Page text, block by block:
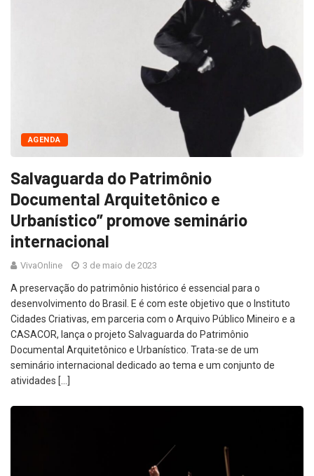
AGENDA
Salvaguarda do Patrimônio
Documental Arquitetônico e
Urbanístico” promove seminário
internacional
VivaOnline 3 de maio de 2023
A preservação do patrimônio histórico é essencial para o
desenvolvimento do Brasil. E é com este objetivo que o Instituto
Cidades Criativas, em parceria com o Arquivo Público Mineiro e a
CASACOR, lança o projeto Salvaguarda do Patrimônio
Documental Arquitetônico e Urbanístico. Trata-se de um
seminário internacional dedicado ao tema e um conjunto de
atividades […]